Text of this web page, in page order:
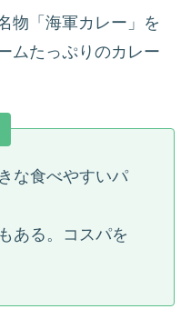
物「海軍カレー」を
ムたっぷりのカレー
な食べやすいパ
ある。コスパを